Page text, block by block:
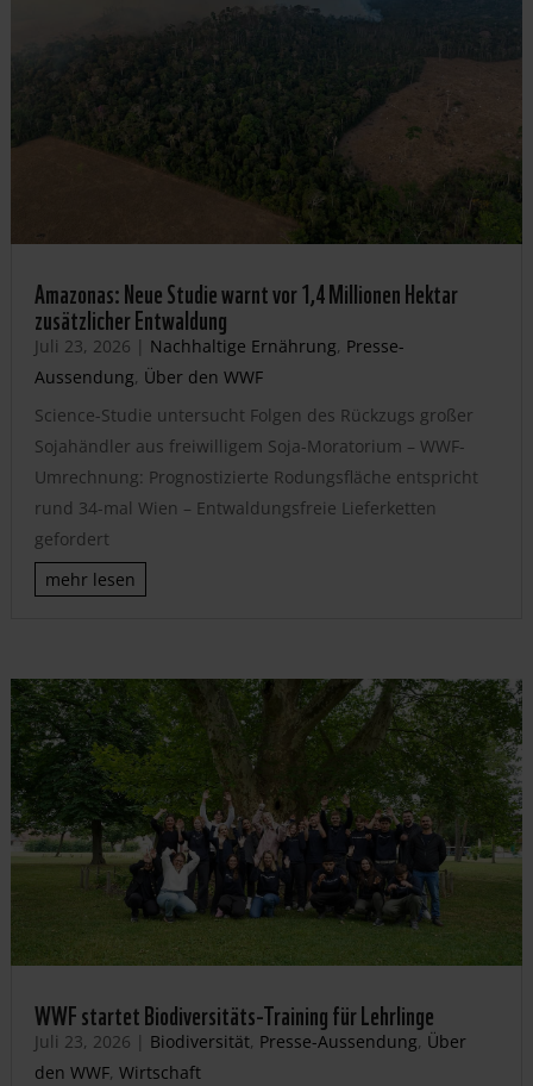
Amazonas: Neue Studie warnt vor 1,4 Millionen Hektar
zusätzlicher Entwaldung
Juli 23, 2026 | Nachhaltige Ernährung, Presse-
Aussendung, Über den WWF
Science-Studie untersucht Folgen des Rückzugs großer
Sojahändler aus freiwilligem Soja-Moratorium – WWF-
Umrechnung: Prognostizierte Rodungsfläche entspricht
rund 34-mal Wien – Entwaldungsfreie Lieferketten
gefordert
mehr lesen
WWF startet Biodiversitäts-Training für Lehrlinge
Juli 23, 2026 | Biodiversität, Presse-Aussendung, Über
den WWF, Wirtschaft